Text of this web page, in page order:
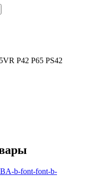
P42 P65 PS42